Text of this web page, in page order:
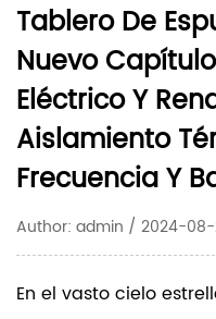
Tablero De
Nuevo
Eléctrico Y
Aislamiento
Frecuencia Y
Author: admin / 2024-
En el vasto cielo